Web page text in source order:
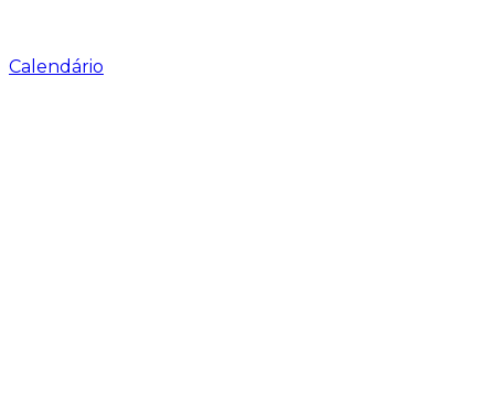
Calendário